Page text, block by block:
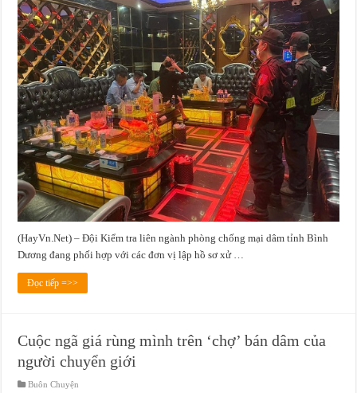
(HayVn.Net) – Đội Kiểm tra liên ngành phòng chống mại dâm tỉnh Bình
Dương đang phối hợp với các đơn vị lập hồ sơ xử …
Đọc tiếp =>>
Cuộc ngã giá rùng mình trên ‘chợ’ bán dâm của
người chuyển giới
Buôn Chuyện